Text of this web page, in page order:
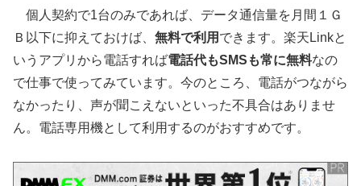
個人契約で1台のみであれば、データ通信量を月間１Ｇ
Ｂ以下に抑えておけば、 無料で利用 できます。楽天Linkと
いうアプリから電話すれば電話代もSMSも常に無料なの
で仕事で使ってみています。今のところ、電話がつながら
なかったり、声が聞こえないといった不具合はありませ
ん。電話専用機として利用するのがおすすめです。